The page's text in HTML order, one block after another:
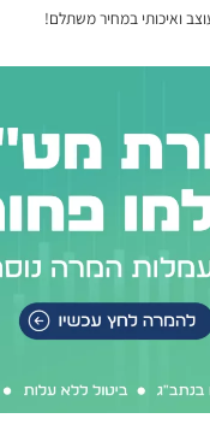
ואיכותי במחיר משתלם!